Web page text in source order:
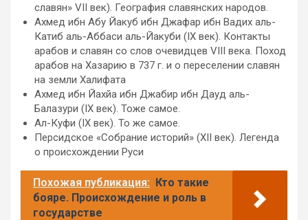
славян» VII век). География славянских народов.
Ахмед ибн Абу Йакуб ибн Джафар ибн Вадих аль-
Катиб аль-Аббаси аль-Йакуби (IХ век). Контакты
арабов и славян со слов очевидцев VIII века. Поход
арабов на Хазарию в 737 г. и о переселении славян
на земли Халифата
Ахмед ибн Йахйа ибн Джабир ибн Дауд аль-
Балазури (IХ век). Тоже самое.
Ал-Куфи (IХ век). То же самое.
Персидское «Собрание историй» (XII век). Легенда
о происхождении Руси
Похожая публикация: Кто такие
бояре. Происхождение и роль в
государстве